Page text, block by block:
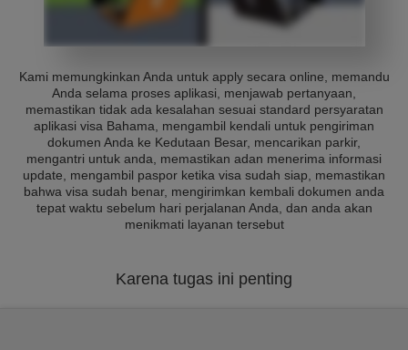
Kami memungkinkan Anda untuk apply secara online, memandu
Anda selama proses aplikasi, menjawab pertanyaan,
memastikan tidak ada kesalahan sesuai standard persyaratan
aplikasi visa Bahama, mengambil kendali untuk pengiriman
dokumen Anda ke Kedutaan Besar, mencarikan parkir,
mengantri untuk anda, memastikan adan menerima informasi
update, mengambil paspor ketika visa sudah siap, memastikan
bahwa visa sudah benar, mengirimkan kembali dokumen anda
tepat waktu sebelum hari perjalanan Anda, dan anda akan
menikmati layanan tersebut
Karena tugas ini penting